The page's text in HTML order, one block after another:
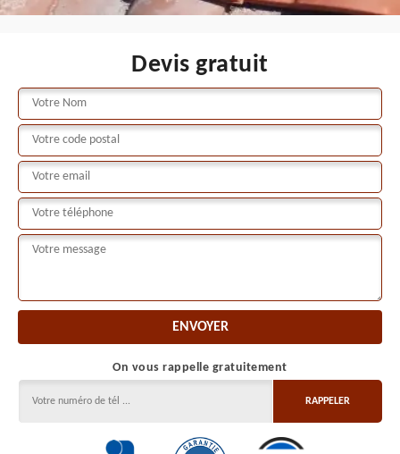
Devis gratuit
On vous rappelle gratuitement